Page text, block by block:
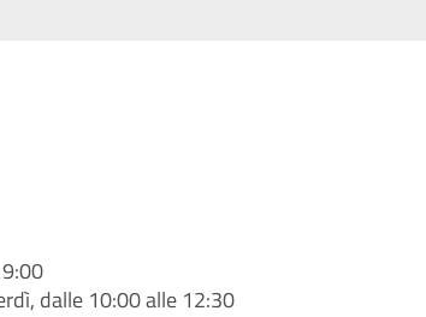
dalle 10:00 alle 12:30